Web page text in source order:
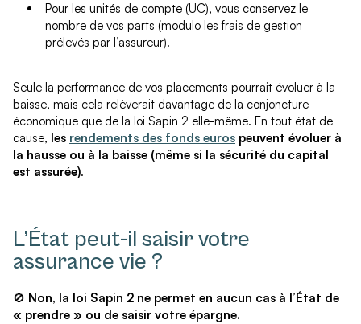
Pour les unités de compte (UC), vous conservez le
nombre de vos parts (modulo les frais de gestion
prélevés par l’assureur).
Seule la performance de vos placements pourrait évoluer à la
baisse, mais cela relèverait davantage de la conjoncture
économique que de la loi Sapin 2 elle-même. En tout état de
cause, les rendements des fonds euros peuvent évoluer à
la hausse ou à la baisse (même si la sécurité du capital
est assurée).
L’État peut-il saisir votre
assurance vie ?
🚫 Non, la loi Sapin 2 ne permet en aucun cas à l’État de
« prendre » ou de saisir votre épargne.